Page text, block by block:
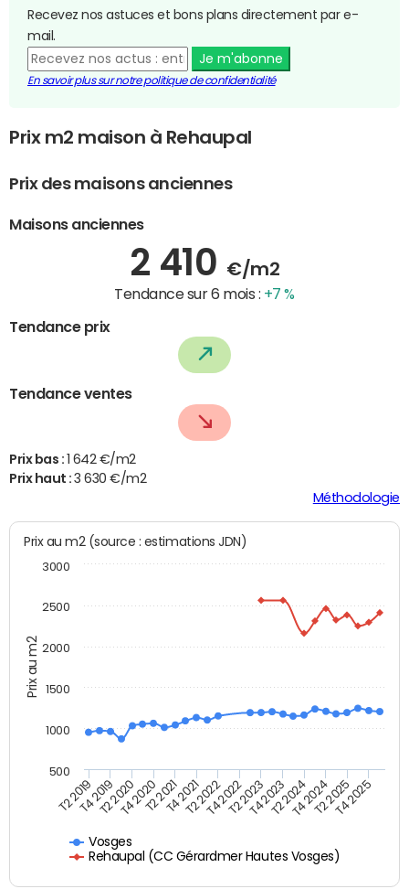
Recevez nos astuces et bons plans directement par e-
mail.
Je m'abonne
En savoir plus sur notre politique de confidentialité
Prix m2 maison à Rehaupal
Prix des maisons anciennes
Maisons anciennes
2 410 €/m2
Tendance sur 6 mois : +7 %
Tendance prix
Tendance ventes
Prix bas :
1 642 €/m2
Prix haut :3 630 €/m2
Méthodologie
Prix au m2
Prix au m2 (source : estimations JDN)
Vosges
Rehaupal (CC Gérardmer Hautes Vosges)
T2 2019T4 2019T2 2020T4 2020T2 2021T4 2021T2 2022T4 2022T2 2023T4 2023T2 2024T4 2024T2 2025T4 2025
500
1000
1500
2000
2500
3000